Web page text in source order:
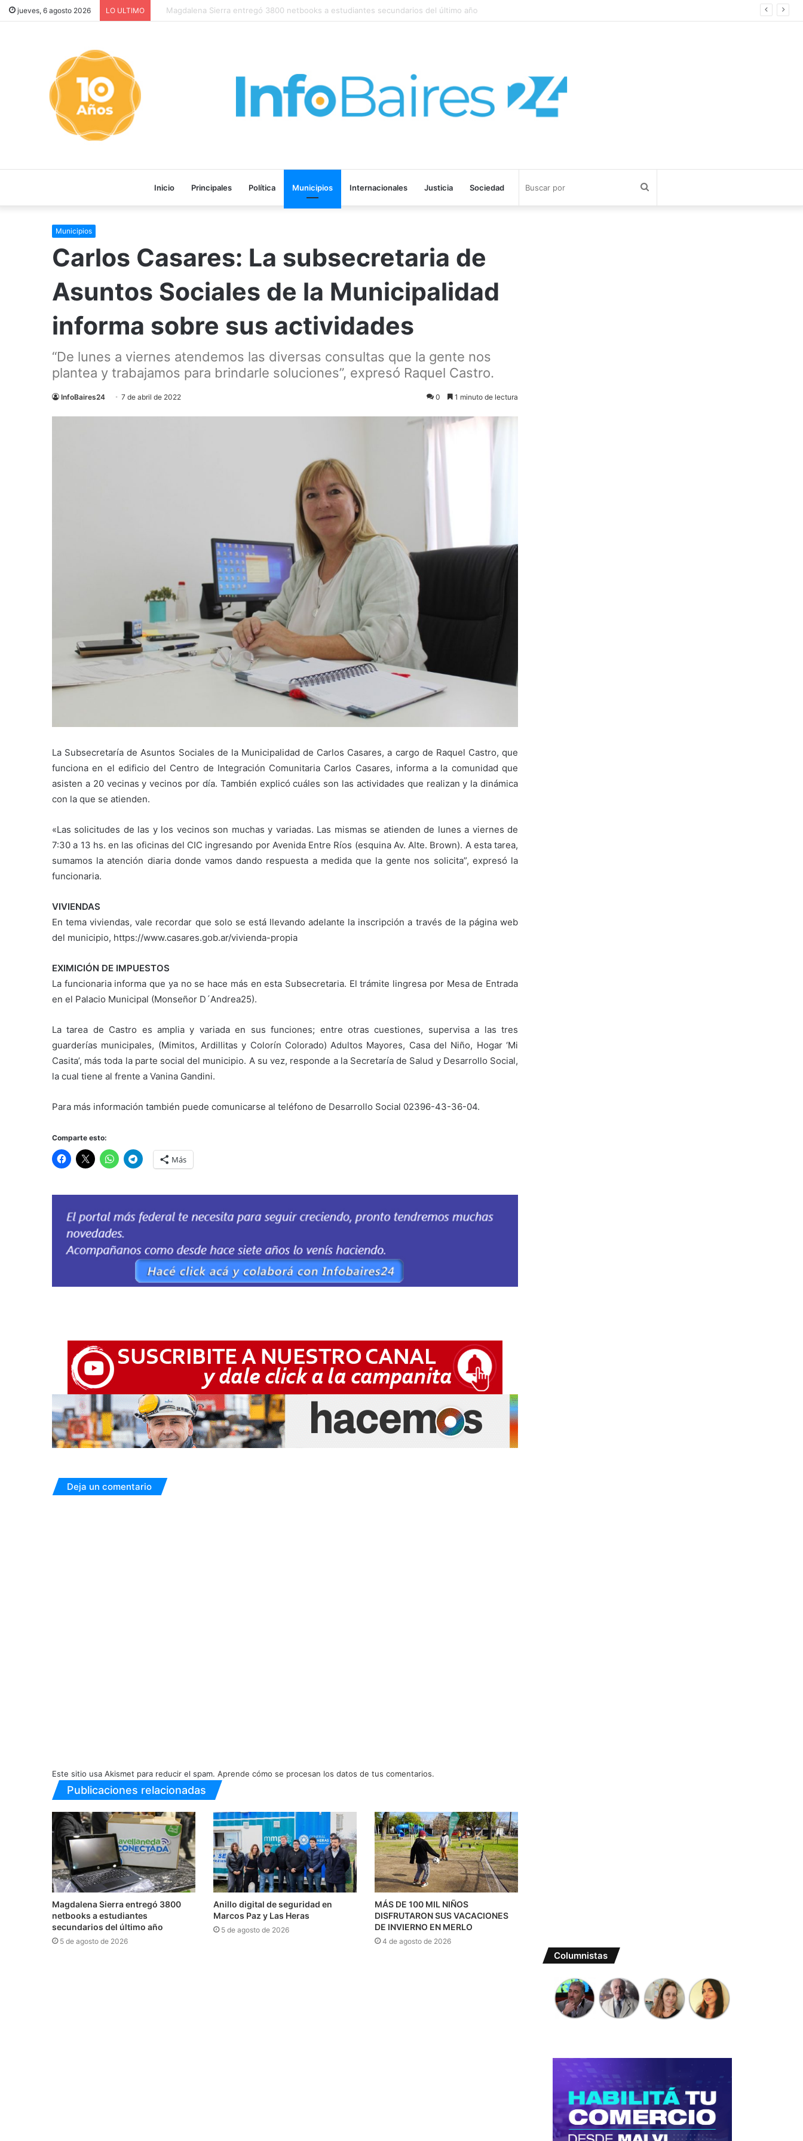
jueves, 6 agosto 2026 LO ULTIMO Magdalena Sierra entregó 3800 netbooks a estudiantes secundarios del último año
Inicio Principales Política Municipios Internacionales Justicia Sociedad
Municipios
Carlos Casares: La subsecretaria de
Asuntos Sociales de la Municipalidad
informa sobre sus actividades
“De lunes a viernes atendemos las diversas consultas que la gente nos
plantea y trabajamos para brindarle soluciones”, expresó Raquel Castro.
InfoBaires24 7 de abril de 2022 0 1 minuto de lectura
La Subsecretaría de Asuntos Sociales de la Municipalidad de Carlos Casares, a cargo de Raquel Castro, que
funciona en el edificio del Centro de Integración Comunitaria Carlos Casares, informa a la comunidad que
asisten a 20 vecinas y vecinos por día. También explicó cuáles son las actividades que realizan y la dinámica
con la que se atienden.
«Las solicitudes de las y los vecinos son muchas y variadas. Las mismas se atienden de lunes a viernes de
7:30 a 13 hs. en las oficinas del CIC ingresando por Avenida Entre Ríos (esquina Av. Alte. Brown). A esta tarea,
sumamos la atención diaria donde vamos dando respuesta a medida que la gente nos solicita”, expresó la
funcionaria.
VIVIENDAS
En tema viviendas, vale recordar que solo se está llevando adelante la inscripción a través de la página web
del municipio, https://www.casares.gob.ar/vivienda-propia
EXIMICIÓN DE IMPUESTOS
La funcionaria informa que ya no se hace más en esta Subsecretaria. El trámite lingresa por Mesa de Entrada
en el Palacio Municipal (Monseñor D´Andrea25).
La tarea de Castro es amplia y variada en sus funciones; entre otras cuestiones, supervisa a las tres
guarderías municipales, (Mimitos, Ardillitas y Colorín Colorado) Adultos Mayores, Casa del Niño, Hogar ‘Mi
Casita’, más toda la parte social del municipio. A su vez, responde a la Secretaría de Salud y Desarrollo Social,
la cual tiene al frente a Vanina Gandini.
Para más información también puede comunicarse al teléfono de Desarrollo Social 02396-43-36-04.
Comparte esto:
Más
Deja un comentario
Este sitio usa Akismet para reducir el spam. Aprende cómo se procesan los datos de tus comentarios.
Publicaciones relacionadas
Magdalena Sierra entregó 3800
netbooks a estudiantes
secundarios del último año
5 de agosto de 2026
Anillo digital de seguridad en
Marcos Paz y Las Heras
5 de agosto de 2026
MÁS DE 100 MIL NIÑOS
DISFRUTARON SUS VACACIONES
DE INVIERNO EN MERLO
4 de agosto de 2026
Columnistas